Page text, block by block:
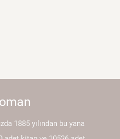
1885 yılından bu yana